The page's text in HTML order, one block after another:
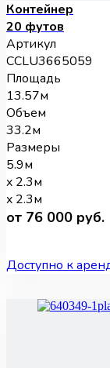
Контейнер
20 футов
Артикул
CCLU3665059
Площадь
13.57м
Объем
33.2м
Размеры
5.9м
x 2.3м
x 2.3м
от 76 000 руб.
Доступно к